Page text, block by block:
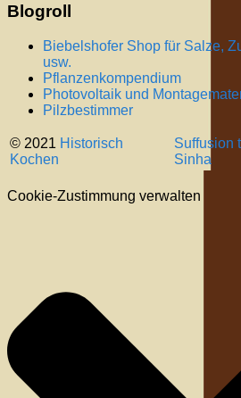
Blogroll
Biebelshofer Shop für Salze,
usw.
Pflanzenkompendium
Photovoltaik und
Pilzbestimmer
© 2021 Historisch
Kochen
Suffusion
Sinha
Cookie-Zustimmung verwalten